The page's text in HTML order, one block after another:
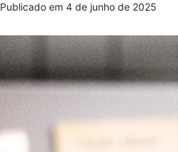
Publicado em 4 de junho de 2025